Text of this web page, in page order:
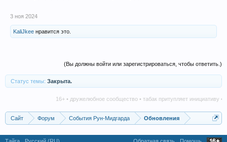
3 ноя 2024
KaliJkee нравится это.
(Вы должны войти или зарегистрироваться, чтобы ответить.)
Статус темы: Закрыта.
16+ • дружелюбное сообщество • табак притупляет инициативу •
Сайт Форум События Рун-Мидгарда Обновления